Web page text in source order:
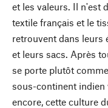
et les valeurs. Il n'est
textile français et le
retrouvent dans leurs
et leurs sacs. Après
se porte plutôt
sous-continent indien
encore, cette culture